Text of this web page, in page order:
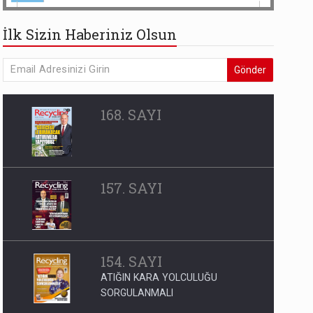
İlk Sizin Haberiniz Olsun
Gönder
168. SAYI
157. SAYI
154. SAYI
ATIĞIN KARA YOLCULUĞU
SORGULANMALI